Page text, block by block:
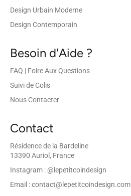
Design Urbain Moderne
Design Contemporain
Besoin d'Aide ?
FAQ | Foire Aux Questions
Suivi de Colis
Nous Contacter
Contact
Résidence de la Bardeline
13390 Auriol, France
Instagram : @lepetitcoindesign
Email : contact@lepetitcoindesign.com